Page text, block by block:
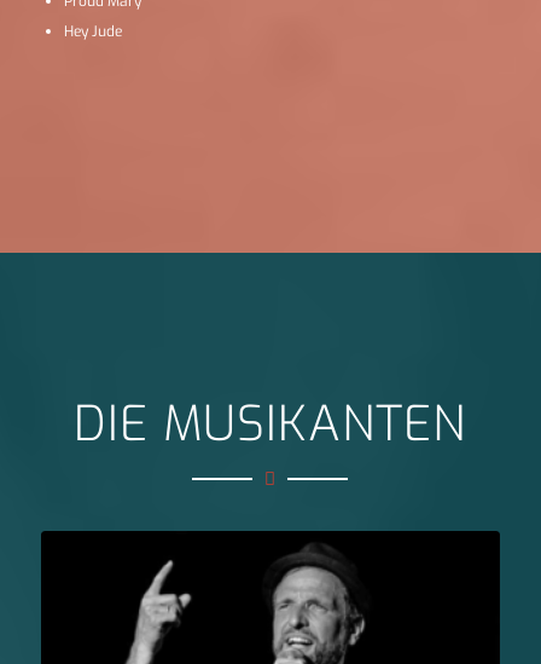
Hey Jude
DIE MUSIKANTEN